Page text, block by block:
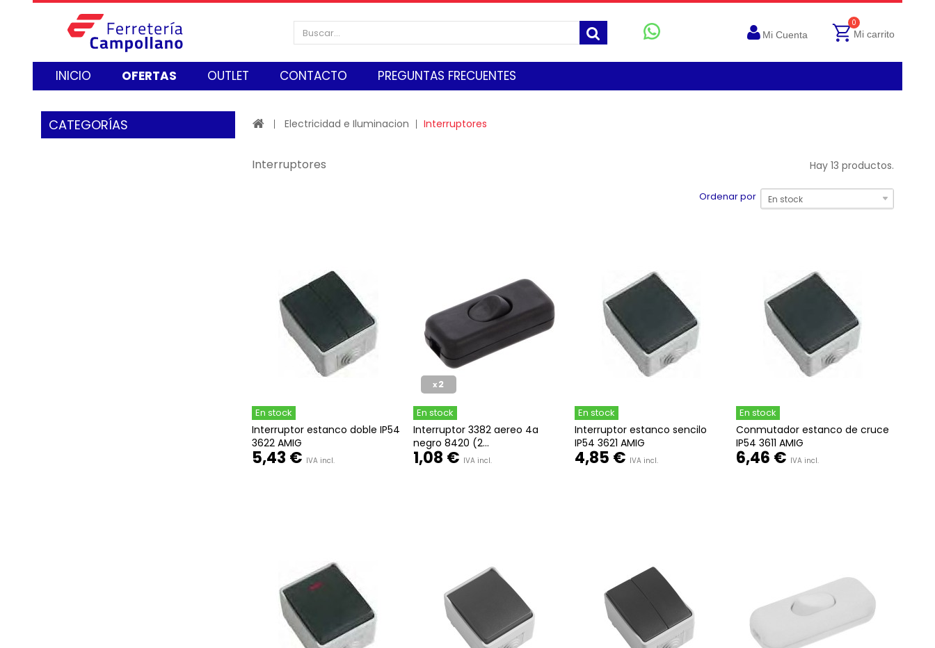
INICIO OFERTAS OUTLET CONTACTO PREGUNTAS FRECUENTES
Mi Cuenta
0
Mi carrito
CATEGORÍAS Electricidad e Iluminacion Interruptores
Interruptores Hay 13 productos.
Ordenar por En stock
En stock
Interruptor estanco doble IP54
3622 AMIG
5,43 € IVA incl.
x2
En stock
Interruptor 3382 aereo 4a
negro 8420 (2...
1,08 € IVA incl.
En stock
Interruptor estanco sencilo
IP54 3621 AMIG
4,85 € IVA incl.
En stock
Conmutador estanco de cruce
IP54 3611 AMIG
6,46 € IVA incl.